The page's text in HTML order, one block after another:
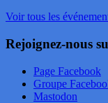
Voir tous les
Rejoignez-nous
Page Facebook
Groupe
Mastodon